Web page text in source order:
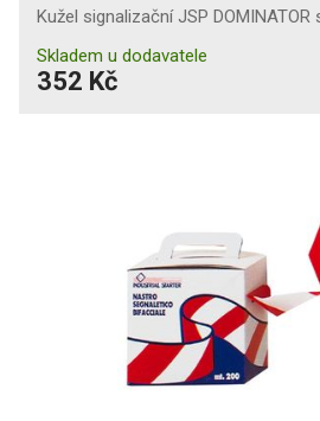
Kužel signalizační JSP
Skladem u dodavatele
352 Kč